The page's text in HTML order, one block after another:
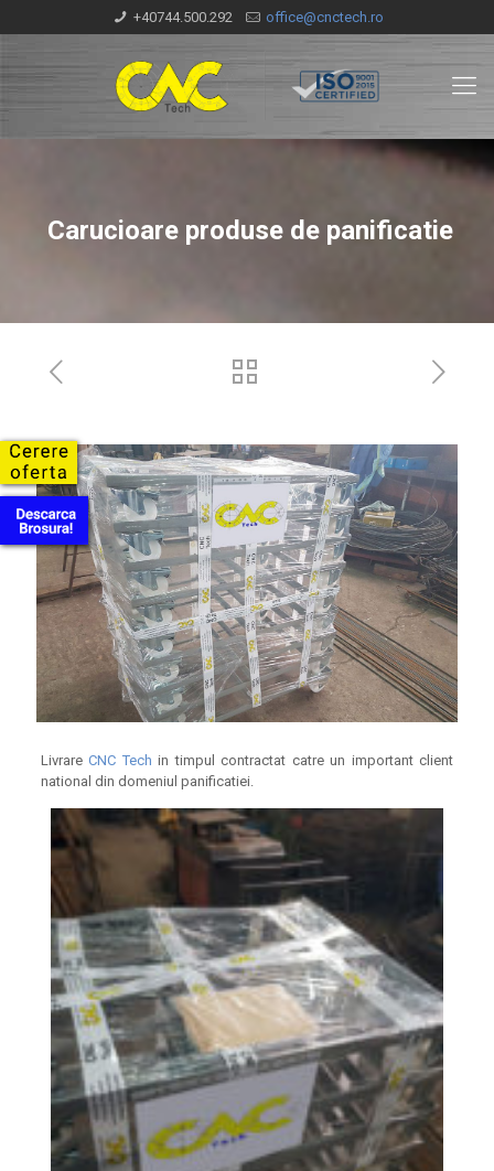
+40744.500.292 office@cnctech.ro
Carucioare produse de panificatie
LivrareCNC Tech in timpul contractat catre un important client
national din domeniul panificatiei.